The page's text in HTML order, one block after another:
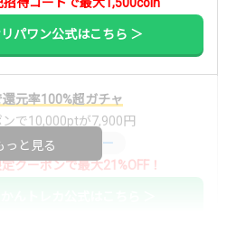
パワン公式はこちら ＞
還元率100%超ガチャ
ンで10,000ptが7,900円
コードコピー
クーポンで最大21%OFF！
っと見る